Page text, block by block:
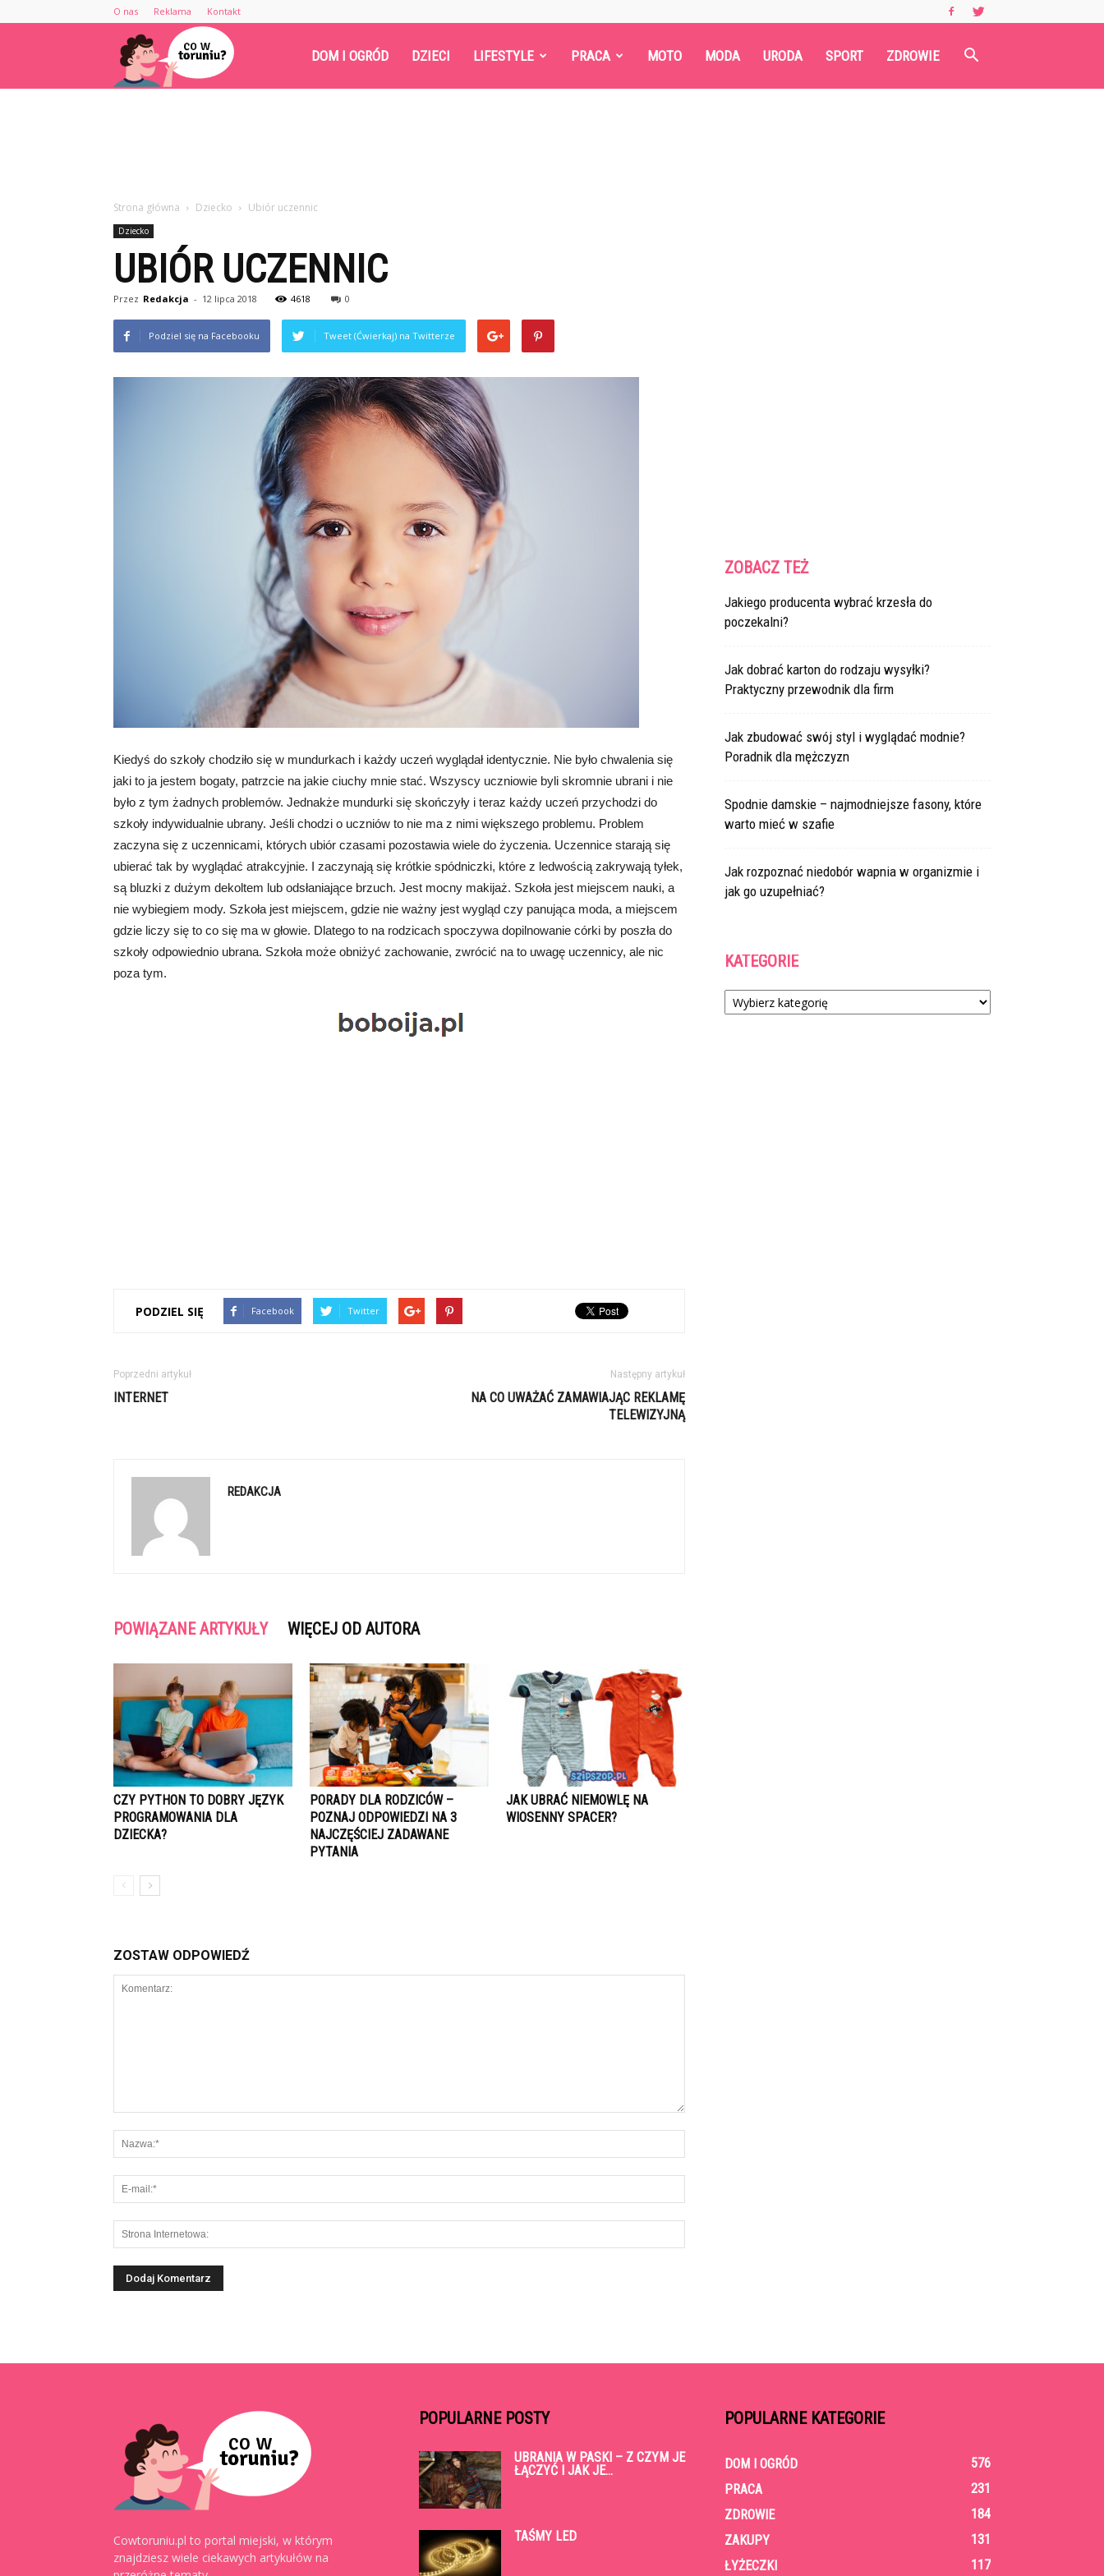
O nas Reklama Kontakt
Cowtoruniu.pl DOM I OGRÓD DZIECI LIFESTYLE PRACA MOTO MODA URODA SPORT ZDROWIE
Strona główna Dziecko Ubiór uczennic
Dziecko
UBIÓR UCZENNIC
Przez Redakcja - 12 lipca 2018 4618 0
Podziel się na Facebooku Tweet (Ćwierkaj) na Twitterze
Kiedyś do szkoły chodziło się w mundurkach i każdy uczeń wyglądał identycznie. Nie było chwalenia się
jaki to ja jestem bogaty, patrzcie na jakie ciuchy mnie stać. Wszyscy uczniowie byli skromnie ubrani i nie
było z tym żadnych problemów. Jednakże mundurki się skończyły i teraz każdy uczeń przychodzi do
szkoły indywidualnie ubrany. Jeśli chodzi o uczniów to nie ma z nimi większego problemu. Problem
zaczyna się z uczennicami, których ubiór czasami pozostawia wiele do życzenia. Uczennice starają się
ubierać tak by wyglądać atrakcyjnie. I zaczynają się krótkie spódniczki, które z ledwością zakrywają tyłek,
są bluzki z dużym dekoltem lub odsłaniające brzuch. Jest mocny makijaż. Szkoła jest miejscem nauki, a
nie wybiegiem mody. Szkoła jest miejscem, gdzie nie ważny jest wygląd czy panująca moda, a miejscem
gdzie liczy się to co się ma w głowie. Dlatego to na rodzicach spoczywa dopilnowanie córki by poszła do
szkoły odpowiednio ubrana. Szkoła może obniżyć zachowanie, zwrócić na to uwagę uczennicy, ale nic
poza tym.
PODZIEL SIĘ Facebook Twitter
Poprzedni artykuł
INTERNET
Następny artykuł
NA CO UWAŻAĆ ZAMAWIAJĄC REKLAMĘ
TELEWIZYJNĄ
REDAKCJA
POWIĄZANE ARTYKUŁY WIĘCEJ OD AUTORA
CZY PYTHON TO DOBRY JĘZYK
PROGRAMOWANIA DLA
DZIECKA?
PORADY DLA RODZICÓW –
POZNAJ ODPOWIEDZI NA 3
NAJCZĘŚCIEJ ZADAWANE
PYTANIA
JAK UBRAĆ NIEMOWLĘ NA
WIOSENNY SPACER?
ZOSTAW ODPOWIEDŹ
ZOBACZ TEŻ
Jakiego producenta wybrać krzesła do
poczekalni?
Jak dobrać karton do rodzaju wysyłki?
Praktyczny przewodnik dla firm
Jak zbudować swój styl i wyglądać modnie?
Poradnik dla mężczyzn
Spodnie damskie – najmodniejsze fasony, które
warto mieć w szafie
Jak rozpoznać niedobór wapnia w organizmie i
jak go uzupełniać?
KATEGORIE
Kategorie
Cowtoruniu.pl to portal miejski, w którym
znajdziesz wiele ciekawych artykułów na
POPULARNE POSTY
UBRANIA W PASKI – Z CZYM JE
ŁĄCZYĆ I JAK JE...
TAŚMY LED
POPULARNE KATEGORIE
DOM I OGRÓD
576
PRACA
231
ZDROWIE
184
ZAKUPY
131
ŁYŻECZKI
117